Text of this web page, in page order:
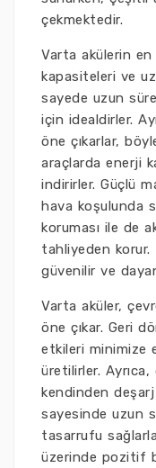
çekmektedir.
Varta akülerin
kapasiteleri ve
sayede uzun
için idealdirler.
öne çıkarlar,
araçlarda enerji
indirirler. Güçlü
hava koşulunda
koruması ile de
tahliyeden
güvenilir ve
Varta aküler,
öne çıkar. Geri
etkileri minimize
üretilirler.
kendinden deşarj
sayesinde uzun
tasarrufu
üzerinde pozitif